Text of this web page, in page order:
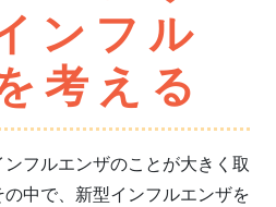
ンフル
考える
フルエンザのことが大きく取
中で、新型インフルエンザを